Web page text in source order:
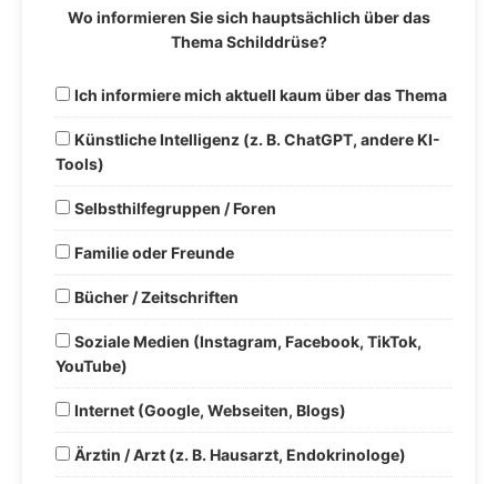
Wo informieren Sie sich hauptsächlich über das
Thema Schilddrüse?
Ich informiere mich aktuell kaum über das Thema
Künstliche Intelligenz (z. B. ChatGPT, andere KI-
Tools)
Selbsthilfegruppen / Foren
Familie oder Freunde
Bücher / Zeitschriften
Soziale Medien (Instagram, Facebook, TikTok,
YouTube)
Internet (Google, Webseiten, Blogs)
Ärztin / Arzt (z. B. Hausarzt, Endokrinologe)